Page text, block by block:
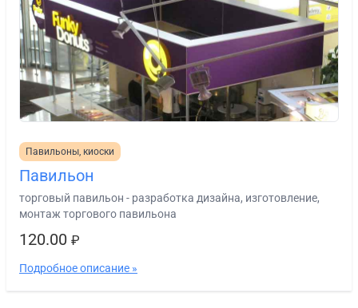
Павильоны, киоски
Павильон
торговый павильон - разработка дизайна, изготовление,
монтаж торгового павильона
120.00 ₽
Подробное описание »